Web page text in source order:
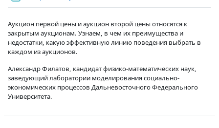
Аукцион первой цены и аукцион второй цены относятся к
закрытым аукционам. Узнаем, в чем их преимущества и
недостатки, какую эффективную линию поведения выбрать в
каждом из аукционов.
Александр Филатов, кандидат физико-математических наук,
заведующий лаборатории моделирования социально-
экономических процессов Дальневосточного Федерального
Университета.